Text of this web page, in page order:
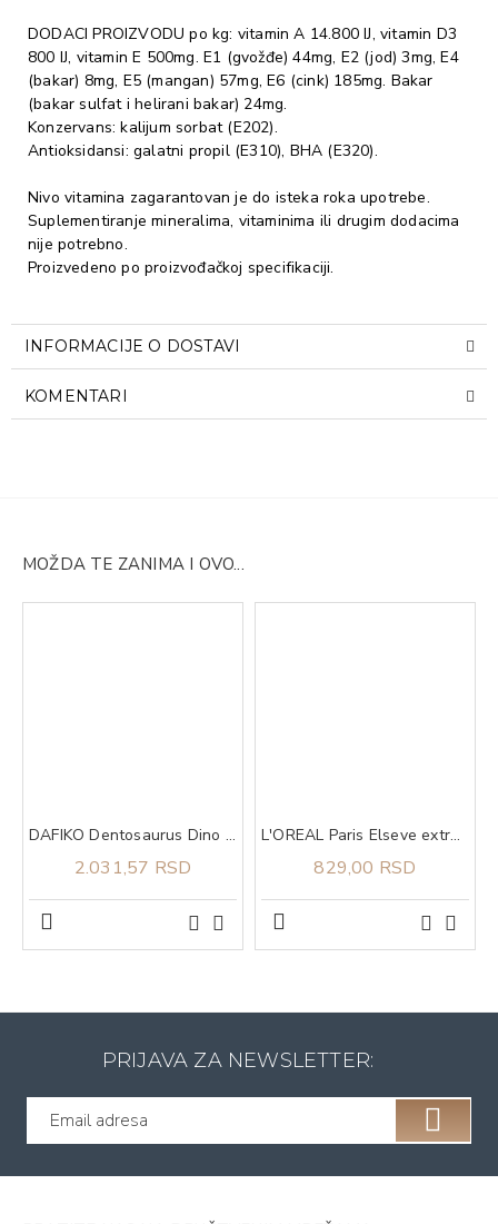
DODACI PROIZVODU po kg: vitamin A 14.800 IJ, vitamin D3
800 IJ, vitamin E 500mg. E1 (gvožđe) 44mg, E2 (jod) 3mg, E4
(bakar) 8mg, E5 (mangan) 57mg, E6 (cink) 185mg. Bakar
(bakar sulfat i helirani bakar) 24mg.
Konzervans: kalijum sorbat (E202).
Antioksidansi: galatni propil (E310), BHA (E320).
Nivo vitamina zagarantovan je do isteka roka upotrebe.
Suplementiranje mineralima, vitaminima ili drugim dodacima
nije potrebno.
Proizvedeno po proizvođačkoj specifikaciji.
INFORMACIJE O DOSTAVI
KOMENTARI
MOŽDA TE ZANIMA I OVO...
DAFIKO Dentosaurus Dino cal 460g
2.031,57 RSD
L'OREAL Paris Elseve extraordinary oil coco maska 300 ml
829,00 RSD
PRIJAVA ZA NEWSLETTER: